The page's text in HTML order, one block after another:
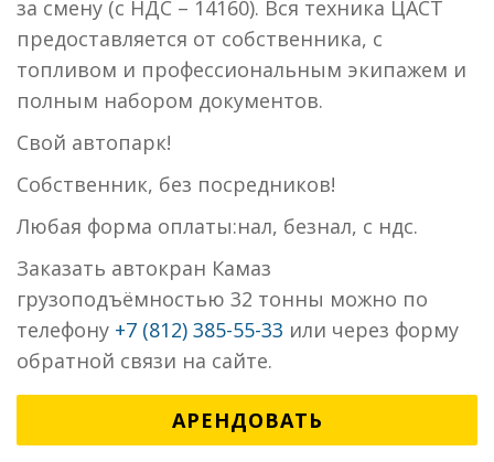
за смену (с НДС – 14160). Вся техника ЦАСТ
предоставляется от собственника, с
топливом и профессиональным экипажем и
полным набором документов.
Свой aвтопaрк!
Собственник, без посредников!
Любая форма оплаты:нал, безнал, с ндс.
Заказать автокран Камаз
грузоподъёмностью 32 тонны можно по
телефону +7 (812) 385-55-33 или через форму
обратной связи на сайте.
АРЕНДОВАТЬ